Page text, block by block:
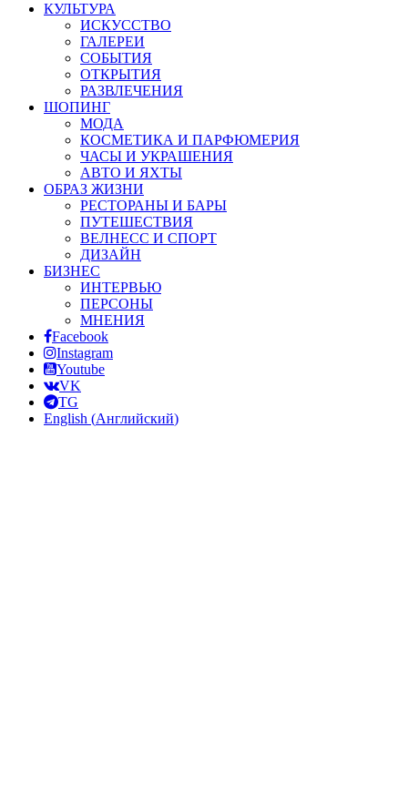
КУЛЬТУРА
ИСКУССТВО
ГАЛЕРЕИ
СОБЫТИЯ
ОТКРЫТИЯ
РАЗВЛЕЧЕНИЯ
ШОПИНГ
МОДА
КОСМЕТИКА И ПАРФЮМЕРИЯ
ЧАСЫ И УКРАШЕНИЯ
АВТО И ЯХТЫ
ОБРАЗ ЖИЗНИ
РЕСТОРАНЫ И БАРЫ
ПУТЕШЕСТВИЯ
ВЕЛНЕСС И СПОРТ
ДИЗАЙН
БИЗНЕС
ИНТЕРВЬЮ
ПЕРСОНЫ
МНЕНИЯ
Facebook
Instagram
Youtube
VK
TG
English (Английский)